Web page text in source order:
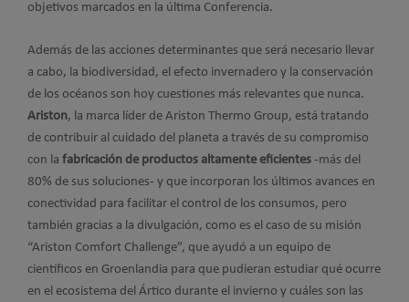
objetivos marcados en la última Conferencia.
Además de las acciones determinantes que será necesario llevar
a cabo, la biodiversidad, el efecto invernadero y la conservación
de los océanos son hoy cuestiones más relevantes que nunca.
Ariston, la marca líder de Ariston Thermo Group, está tratando
de contribuir al cuidado del planeta a través de su compromiso
con la fabricación de productos altamente eficientes -más del
80% de sus soluciones- y que incorporan los últimos avances en
conectividad para facilitar el control de los consumos, pero
también gracias a la divulgación, como es el caso de su misión
“Ariston Comfort Challenge”, que ayudó a un equipo de
científicos en Groenlandia para que pudieran estudiar qué ocurre
en el ecosistema del Ártico durante el invierno y cuáles son las